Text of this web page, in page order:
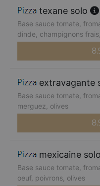
texane solo
Base sauce tomate,
dinde, champignons
extravagante
Base sauce tomate,
merguez, olives
mexicaine solo
Base sauce tomate,
oeuf, poivrons, olives